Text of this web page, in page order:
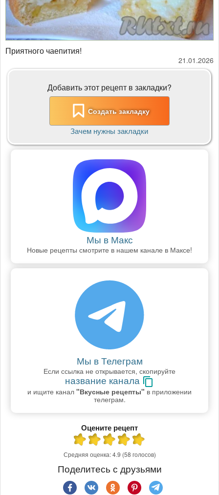
Приятного чаепития!
21.01.2026
Добавить этот рецепт в закладки?
Создать закладку
Зачем нужны закладки
Мы в Макс
Новые рецепты смотрите в нашем канале в Максе!
Мы в Телеграм
Если ссылка не открывается, скопируйте
название канала
и ищите канал "Вкусные рецепты" в приложении
телеграм.
Оцените рецепт
Средняя оценка:4.9 (58 голосов)
Поделитесь с друзьями